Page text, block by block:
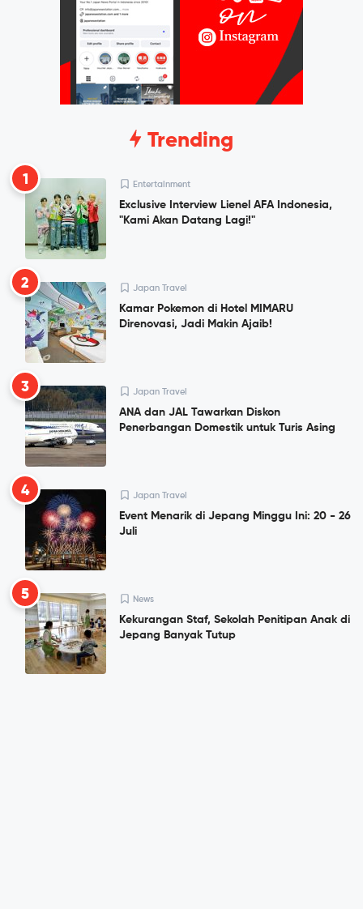
Trending
1 Entertainment
Exclusive Interview Lienel AFA Indonesia,
"Kami Akan Datang Lagi!"
2 Japan Travel
Kamar Pokemon di Hotel MIMARU
Direnovasi, Jadi Makin Ajaib!
3 Japan Travel
ANA dan JAL Tawarkan Diskon
Penerbangan Domestik untuk Turis Asing
4 Japan Travel
Event Menarik di Jepang Minggu Ini: 20 - 26
Juli
5 News
Kekurangan Staf, Sekolah Penitipan Anak di
Jepang Banyak Tutup